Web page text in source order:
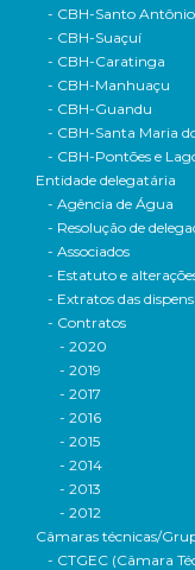
- CBH-Santo Antônio
- CBH-Suaçuí
- CBH-Caratinga
- CBH-Manhuaçu
- CBH-Guandu
- CBH-Santa Maria
- CBH-Pontões e
Entidade delegatária
- Agência de Água
- Resolução de
- Associados
- Estatuto e
- Extratos das
- Contratos
- 2020
- 2019
- 2017
- 2016
- 2015
- 2014
- 2013
- 2012
Câmaras técnicas/
- CTGEC (Câmara